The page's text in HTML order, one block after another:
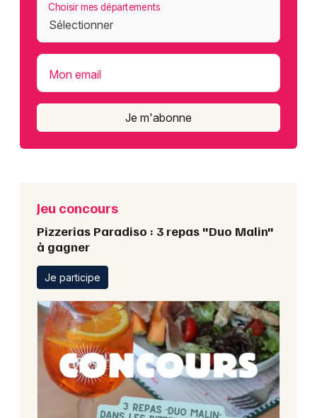
Choisir mes départements
Mon email
Je m'abonne
Jeu concours
Pizzerias Paradiso : 3 repas "Duo Malin"
à gagner
Je participe